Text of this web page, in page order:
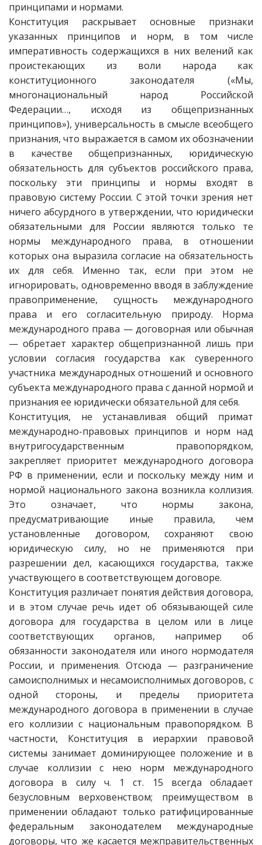
принципами и нормами.
Конституция раскрывает основные признаки
указанных принципов и норм, в том числе
императивность содержащихся в них велений как
проистекающих из воли народа как
конституционного законодателя («Мы,
многонациональный народ Российской
Федерации…, исходя из общепризнанных
принципов»), универсальность в смысле всеобщего
признания, что выражается в самом их обозначении
в качестве общепризнанных, юридическую
обязательность для субъектов российского права,
поскольку эти принципы и нормы входят в
правовую систему России. С этой точки зрения нет
ничего абсурдного в утверждении, что юридически
обязательными для России являются только те
нормы международного права, в отношении
которых она выразила согласие на обязательность
их для себя. Именно так, если при этом не
игнорировать, одновременно вводя в заблуждение
правоприменение, сущность международного
права и его согласительную природу. Норма
международного права — договорная или обычная
— обретает характер общепризнанной лишь при
условии согласия государства как суверенного
участника международных отношений и основного
субъекта международного права с данной нормой и
признания ее юридически обязательной для себя.
Конституция, не устанавливая общий примат
международно-правовых принципов и норм над
внутригосударственным правопорядком,
закрепляет приоритет международного договора
РФ в применении, если и поскольку между ним и
нормой национального закона возникла коллизия.
Это означает, что нормы закона,
предусматривающие иные правила, чем
установленные договором, сохраняют свою
юридическую силу, но не применяются при
разрешении дел, касающихся государства, также
участвующего в соответствующем договоре.
Конституция различает понятия действия договора,
и в этом случае речь идет об обязывающей силе
договора для государства в целом или в лице
соответствующих органов, например об
обязанности законодателя или иного нормодателя
России, и применения. Отсюда — разграничение
самоисполнимых и несамоисполнимых договоров, с
одной стороны, и пределы приоритета
международного договора в применении в случае
его коллизии с национальным правопорядком. В
частности, Конституция в иерархии правовой
системы занимает доминирующее положение и в
случае коллизии с нею норм международного
договора в силу ч. 1 ст. 15 всегда обладает
безусловным верховенством; преимуществом в
применении обладают только ратифицированные
федеральным законодателем международные
договоры, что же касается межправительственных